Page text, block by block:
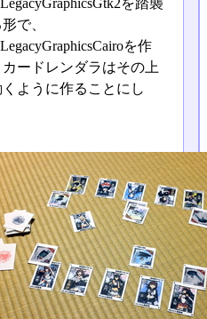
で、
を作
カードレンダラはその上
くように作ることにし